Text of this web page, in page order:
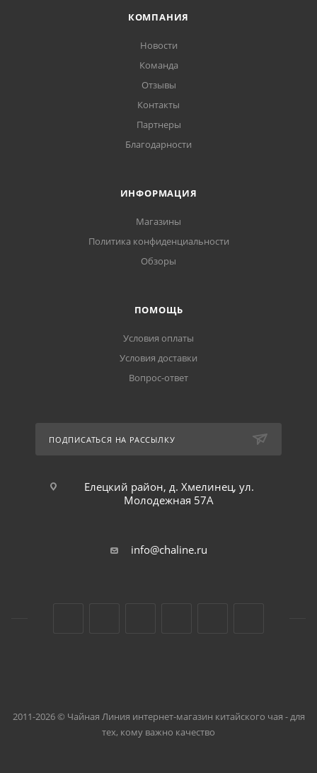
КОМПАНИЯ
Новости
Команда
Отзывы
Контакты
Партнеры
Благодарности
ИНФОРМАЦИЯ
Магазины
Политика конфиденциальности
Обзоры
ПОМОЩЬ
Условия оплаты
Условия доставки
Вопрос-ответ
ПОДПИСАТЬСЯ НА РАССЫЛКУ
Елецкий район, д. Хмелинец, ул.
Молодежная 57А
info@chaline.ru
2011-2026 © Чайная Линия интернет-магазин китайского чая - для
тех, кому важно качество